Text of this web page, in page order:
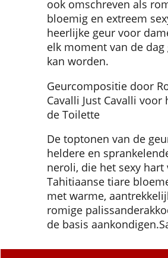
Fabrice Pellegrin. De
ook omschreven als
bloemig en extreem
heerlijke geur voor
elk moment van de dag
Geurcompositie door
Cavalli Just Cavalli voor
de Toilette
De toptonen van de
heldere en
neroli, die het sexy hart
Tahitiaanse tiare
met warme,
romige